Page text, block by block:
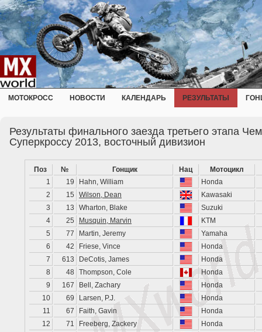
МОТОКРОСС НОВОСТИ КАЛЕНДАРЬ РЕЗУЛЬТАТЫ
Результаты финального заезда третьего этапа
Суперкроссу 2013, восточный дивизион
Поз № Гонщик Нац
Мотоцикл
1
19 Hahn, William
Honda
2
15 Wilson, Dean
Kawasaki
3
13 Wharton, Blake
Suzuki
4
25 Musquin, Marvin
KTM
5
77 Martin, Jeremy
Yamaha
6
42 Friese, Vince
Honda
7
613 DeCotis, James
Honda
8
48 Thompson, Cole
Honda
9
167 Bell, Zachary
Honda
10
69 Larsen, P.J.
Honda
11
67 Faith, Gavin
Honda
12
71 Freeberg, Zackery
Honda